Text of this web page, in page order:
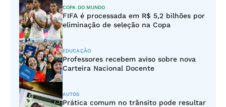
COPA DO MUNDO
FIFA é processada em R$ 5,2 bilhões por
eliminação de seleção na Copa
EDUCAÇÃO
Professores recebem aviso sobre nova
Carteira Nacional Docente
AUTOS
Prática comum no trânsito pode resultar